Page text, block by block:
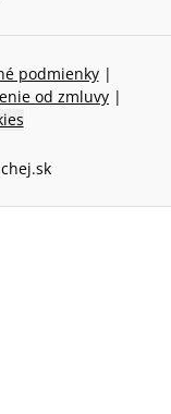
podmienky |
od zmluvy |